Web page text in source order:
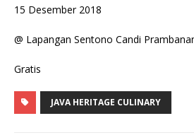
15 Desember 2018
@ Lapangan Sentono Candi
Gratis
JAVA HERITAGE CULINARY